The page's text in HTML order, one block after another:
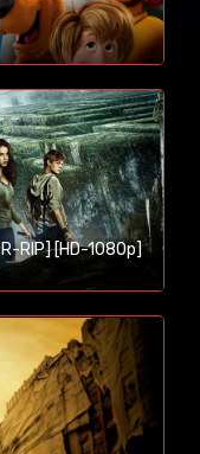
RIP] [HD-1080p]